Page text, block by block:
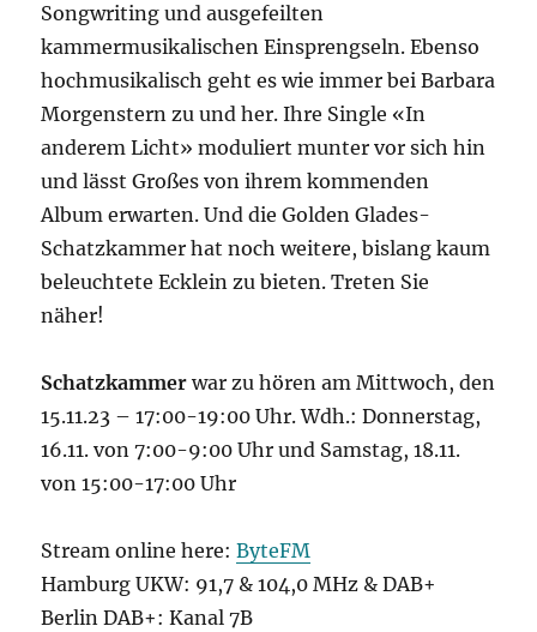
Songwriting und ausgefeilten
kammermusikalischen Einsprengseln. Ebenso
hochmusikalisch geht es wie immer bei Barbara
Morgenstern zu und her. Ihre Single «In
anderem Licht» moduliert munter vor sich hin
und lässt Großes von ihrem kommenden
Album erwarten. Und die Golden Glades-
Schatzkammer hat noch weitere, bislang kaum
beleuchtete Ecklein zu bieten. Treten Sie
näher!
Schatzkammerwar zu hören am Mittwoch, den
15.11.23 – 17:00-19:00 Uhr. Wdh.: Donnerstag,
16.11. von 7:00-9:00 Uhr und Samstag, 18.11.
von 15:00-17:00 Uhr
Stream online here:ByteFM
Hamburg UKW: 91,7 & 104,0 MHz & DAB+
Berlin DAB+: Kanal 7B